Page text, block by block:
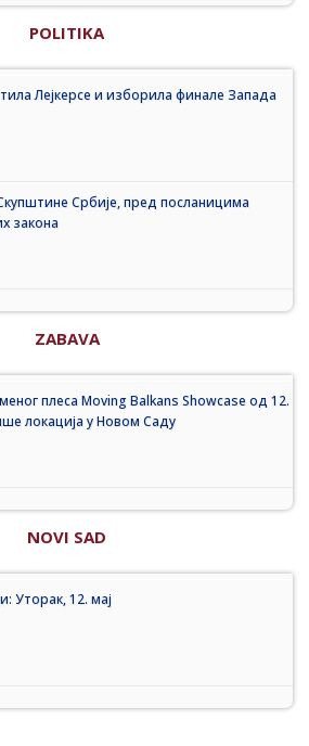
POLITIKA
Лејкерсе и изборила финале Запада
Србије, пред посланицима
закона
ZABAVA
плеса Moving Balkans Showcase од 12.
локација у Новом Саду
NOVI SAD
Уторак, 12. мај